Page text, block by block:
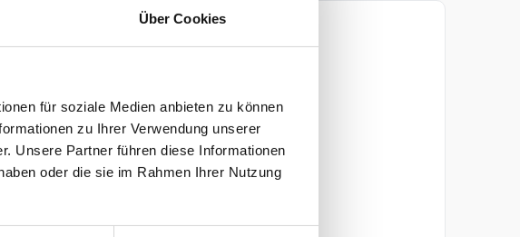
Über Cookies
für soziale Medien anbieten zu können
zu Ihrer Verwendung unserer
Unsere Partner führen diese Informationen
oder die sie im Rahmen Ihrer Nutzung
April 2026
März 2026
November 2025
Oktober 2025